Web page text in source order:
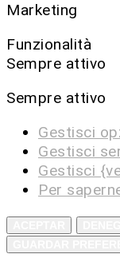
Marketing
Funzionalità
Sempre attivo
Sempre attivo
Gestisci
Gestisci
Gestisci
Per